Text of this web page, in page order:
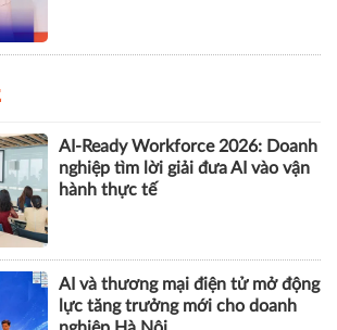
AI-Ready Workforce 2026: Doanh
nghiệp tìm lời giải đưa AI vào vận